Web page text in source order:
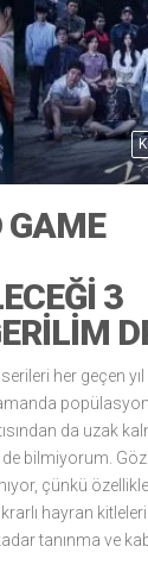
GAME
3
her geçen yıl
da uzak
bilmiyorum.
çünkü
hayran
tanınma ve